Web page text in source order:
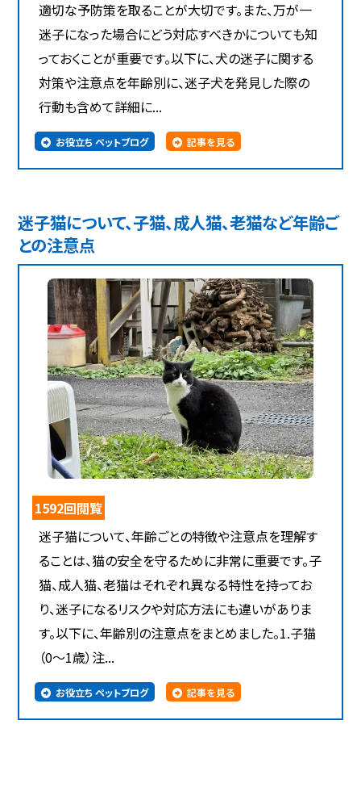
適切な予防策を取ることが大切です。また、万が一
迷子になった場合にどう対応すべきかについても知
っておくことが重要です。以下に、犬の迷子に関する
対策や注意点を年齢別に、迷子犬を発見した際の
行動も含めて詳細に...
お役立ち ペットブログ 記事を見る
迷子猫について、子猫、成人猫、老猫など年齢ご
との注意点
1592回閲覧
迷子猫について、年齢ごとの特徴や注意点を理解す
ることは、猫の安全を守るために非常に重要です。子
猫、成人猫、老猫はそれぞれ異なる特性を持ってお
り、迷子になるリスクや対応方法にも違いがありま
す。以下に、年齢別の注意点をまとめました。1.子猫
（0～1歳）注...
お役立ち ペットブログ 記事を見る